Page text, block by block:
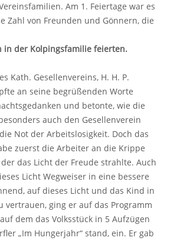
Am 1. Feiertage war es
Zahl von Freunden und Gönnern, die
in der Kolpingsfamilie feierten.
Kath. Gesellenvereins, H. H. P.
an seine begrüßenden Worte
und betonte, wie die
auch den Gesellenverein
Not der Arbeitslosigkeit. Doch das
zuerst die Arbeiter an die Krippe
das Licht der Freude strahlte. Auch
Licht Wegweiser in eine bessere
auf dieses Licht und das Kind in
vertrauen, ging er auf das Programm
dem das Volksstück in 5 Aufzügen
„Im Hungerjahr“ stand, ein. Er gab